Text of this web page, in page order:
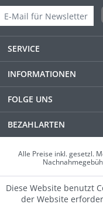
SERVICE
INFORMATIONEN
FOLGE UNS
BEZAHLARTEN
Alle Preise inkl. gesetzl.
Diese Website benutzt
der Website